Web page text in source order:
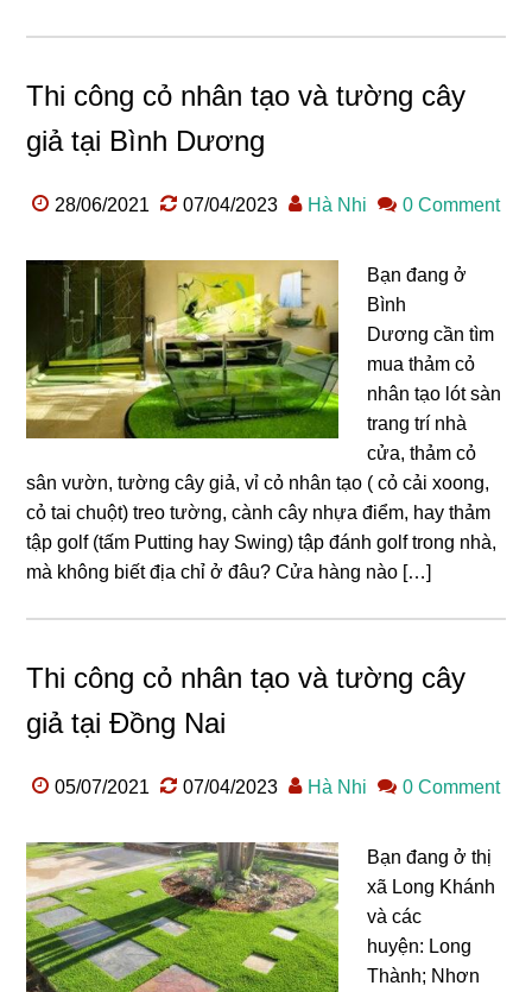
Thi công cỏ nhân tạo và tường cây
giả tại Bình Dương
28/06/2021 07/04/2023 Hà Nhi 0 Comment
Bạn đang ở
Bình
Dương cần tìm
mua thảm cỏ
nhân tạo lót sàn
trang trí nhà
cửa, thảm cỏ
sân vườn, tường cây giả, vỉ cỏ nhân tạo ( cỏ cải xoong,
cỏ tai chuột) treo tường, cành cây nhựa điểm, hay thảm
tập golf (tấm Putting hay Swing) tập đánh golf trong nhà,
mà không biết địa chỉ ở đâu? Cửa hàng nào […]
Thi công cỏ nhân tạo và tường cây
giả tại Đồng Nai
05/07/2021 07/04/2023 Hà Nhi 0 Comment
Bạn đang ở thị
xã Long Khánh
và các
huyện: Long
Thành; Nhơn